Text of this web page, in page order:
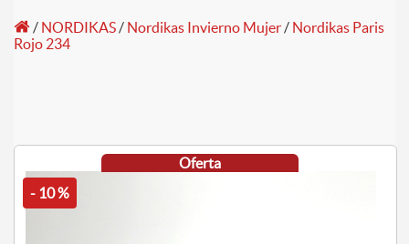
/ NORDIKAS/ Nordikas Invierno Mujer/ Nordikas Paris
Rojo 234
Oferta
- 10 %